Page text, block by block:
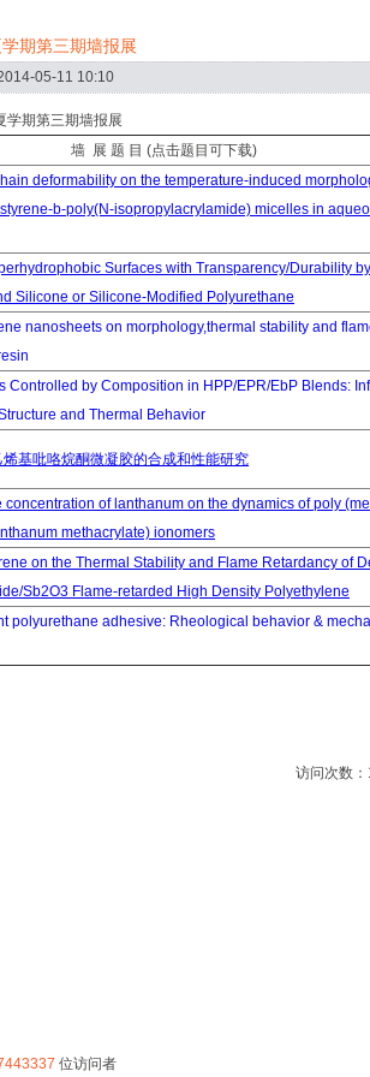
期第三期墙报展
05-11 10:10
学期第三期墙报展
墙 展 题 目 (点击题目可下载)
deformability on the temperature-induced
b-poly(N-isopropylacrylamide) micelles in
Surfaces with Transparency/Durability
Silicone or Silicone-Modified Polyurethane
nanosheets on morphology,thermal stability and
Controlled by Composition in HPP/EPR/EbP Blends:
and Thermal Behavior
基吡咯烷酮微凝胶的合成和性能研究
concentration of lanthanum on the dynamics of poly
methacrylate) ionomers
on the Thermal Stability and Flame Retardancy of
Sb2O3 Flame-retarded High Density Polyethylene
polyurethane adhesive: Rheological behavior &
访问次数
位访问者